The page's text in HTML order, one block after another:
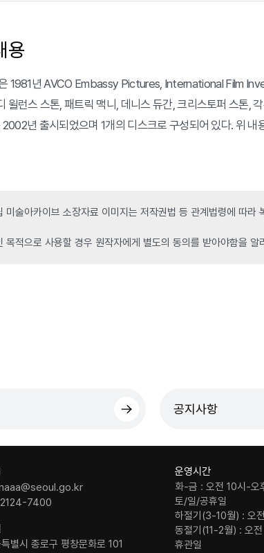
용
1981년 AVCO Embassy Pictures, International Film
윌런스 스톤, 패트릭 맥니, 데니스 듀간, 크리스토퍼 스톤,
년 출시되었으며 1개의 디스크로 구성되어 있다. 위 내
미술아카이브 소장자료 이미지는 저작권법 등 관계법령에 따
목적으로 사용할 경우 원작자에게 별도의 동의를 받아야함을 알
공지사항
7400
별시 종로구 평창문화로 101
운영시간
화-금 : 오전 10시-오
토/일/공휴일
하절기(3-10월) : 오
동절기(11-2월) : 오
휴관일